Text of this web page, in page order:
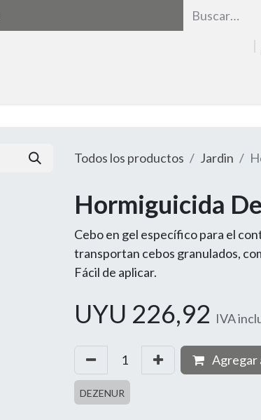
Todos los productos Jardin
Hormiguicida
Cebo en gel específico para el
transportan cebos granulados,
Fácil de aplicar.
UYU 226,92 IVA
Agregar
DEZENUR